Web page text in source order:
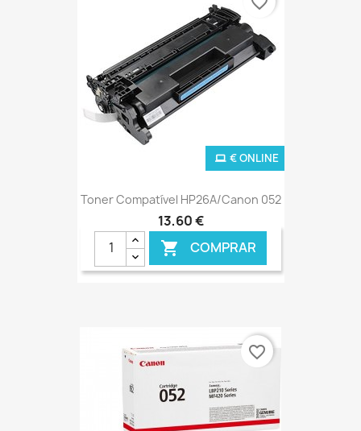
Toner Compatível HP26A/Canon 052
13,60 €
 COMPRAR
€ ONLINE
favorite_border